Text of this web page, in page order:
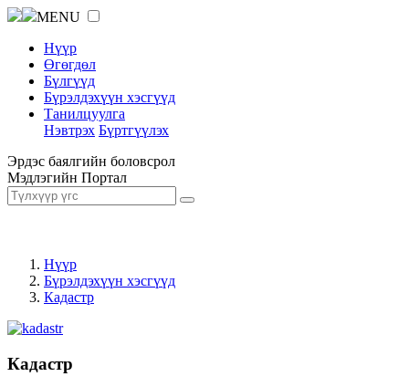
MENU
Нүүр
Өгөгдөл
Бүлгүүд
Бүрэлдэхүүн хэсгүүд
Танилцуулга
Нэвтрэх Бүртгүүлэх
Эрдэс баялгийн боловсрол
Мэдлэгийн Портал
Нүүр
Бүрэлдэхүүн хэсгүүд
Кадастр
Кадастр